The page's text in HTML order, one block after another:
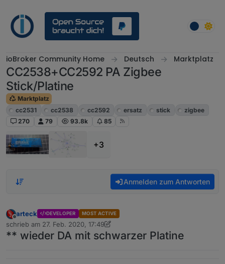
ioBroker Community Home Deutsch Marktplatz
CC2538+CC2592 PA Zigbee
Stick/Platine
Marktplatz
cc2531
cc2538 cc2592 ersatz stick
zigbee
270
79 93.8k 85
+3
Anmelden zum Antworten
Offline
arteck DEVELOPER MOST ACTIVE
schrieb am 27. Feb. 2020, 17:49
zuletzt editiert von arteck
** wieder DA mit schwarzer Platine